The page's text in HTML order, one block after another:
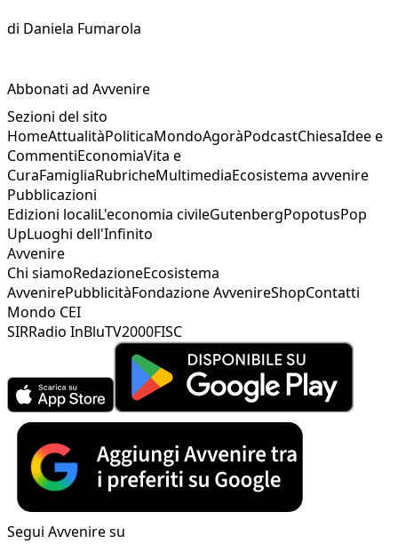
di Daniela Fumarola
Abbonati ad Avvenire
Sezioni del sito
HomeAttualitàPoliticaMondoAgoràPodcastChiesaIdee e
CommentiEconomiaVita e
CuraFamigliaRubricheMultimediaEcosistema avvenire
Pubblicazioni
Edizioni localiL'economia civileGutenbergPopotusPop
UpLuoghi dell'Infinito
Avvenire
Chi siamoRedazioneEcosistema
AvvenirePubblicitàFondazione AvvenireShopContatti
Mondo CEI
SIRRadio InBluTV2000FISC
Segui Avvenire su